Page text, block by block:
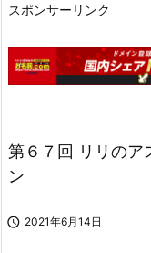
スポンサーリンク
第６７回 リリのア
ン
 2021年6月14日